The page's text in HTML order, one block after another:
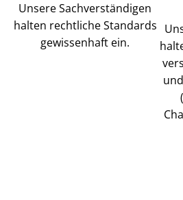
Unsere Sach­ver­stän­di­gen
halten rechtliche Standards
gewissenhaft ein.